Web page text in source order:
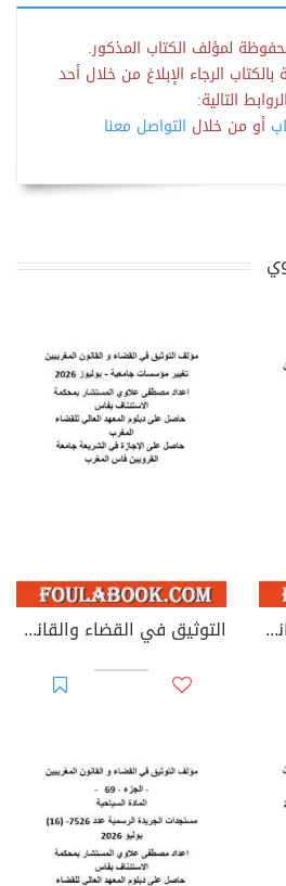
لمؤلف الكتاب المذكور.
الرجاء الإبلاغ من خلال أحد
الروابط التالية:
أو من خلال التواصل معنا
التوثيق في القضاء والقانون المغربيين - الأجزاء من 44 إلى 67 التوثيق في القضاء والقانون المغربيين: تغيير مؤسسات جامعية - يوليوز 2026